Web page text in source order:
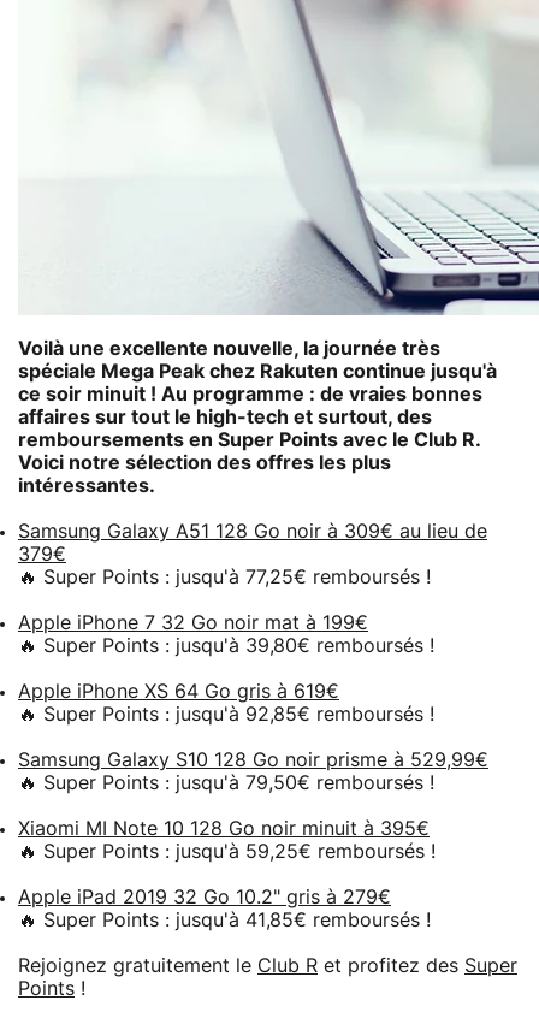
Voilà une excellente nouvelle, la journée très
spéciale Mega Peak chez Rakuten continue jusqu'à
ce soir minuit ! Au programme : de vraies bonnes
affaires sur tout le high-tech et surtout, des
remboursements en Super Points avec le Club R.
Voici notre sélection des offres les plus
intéressantes.
Samsung Galaxy A51 128 Go noir à 309€ au lieu de
379€
🔥 Super Points : jusqu'à 77,25€ remboursés !
Apple iPhone 7 32 Go noir mat à 199€
🔥 Super Points : jusqu'à 39,80€ remboursés !
Apple iPhone XS 64 Go gris à 619€
🔥 Super Points : jusqu'à 92,85€ remboursés !
Samsung Galaxy S10 128 Go noir prisme à 529,99€
🔥 Super Points : jusqu'à 79,50€ remboursés !
Xiaomi MI Note 10 128 Go noir minuit à 395€
🔥 Super Points : jusqu'à 59,25€ remboursés !
Apple iPad 2019 32 Go 10.2" gris à 279€
🔥 Super Points : jusqu'à 41,85€ remboursés !
Rejoignez gratuitement le Club R et profitez des Super
Points !